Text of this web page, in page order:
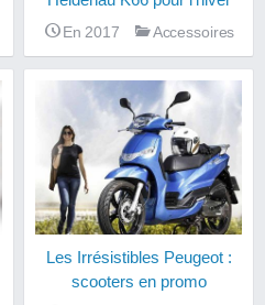
En 2017 Accessoires
Les Irrésistibles Peugeot :
scooters en promo